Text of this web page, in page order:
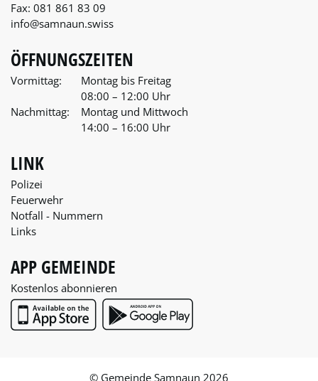
Fax: 081 861 83 09
info@samnaun.swiss
ÖFFNUNGSZEITEN
Vormittag:
Montag bis Freitag
08:00 – 12:00 Uhr
Nachmittag:
Montag und Mittwoch
14:00 – 16:00 Uhr
LINK
Polizei
Feuerwehr
Notfall - Nummern
Links
APP GEMEINDE
Kostenlos abonnieren
App Store Google Play
© Gemeinde Samnaun 2026